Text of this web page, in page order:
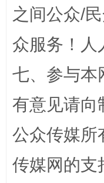
之间公众/
众服务！人
七、参与本
有意见请向
公众传媒所
传媒网的支